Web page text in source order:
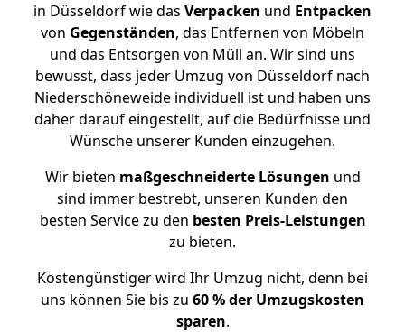
in Düsseldorf wie das Verpacken und Entpacken
von Gegenständen, das Entfernen von Möbeln
und das Entsorgen von Müll an. Wir sind uns
bewusst, dass jeder Umzug von Düsseldorf nach
Niederschöneweide individuell ist und haben uns
daher darauf eingestellt, auf die Bedürfnisse und
Wünsche unserer Kunden einzugehen.
Wir bieten maßgeschneiderte Lösungen und
sind immer bestrebt, unseren Kunden den
besten Service zu den besten Preis-Leistungen
zu bieten.
Kostengünstiger wird Ihr Umzug nicht, denn bei
uns können Sie bis zu 60 % der Umzugskosten
sparen.